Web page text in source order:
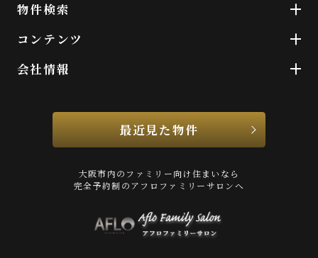
物件検索
コンテンツ
会社情報
最近見た物件
大阪市内のファミリー向け住まいなら
完全予約制のアフロファミリーサロンへ